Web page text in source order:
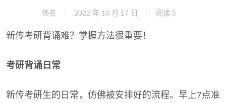
佚名 2022 年 10 月 17 日 阅读 5
新传考研背诵难？掌握方法很重要！
考研背诵日常
新传考研生的日常，仿佛被安排好的流程。早上7点准